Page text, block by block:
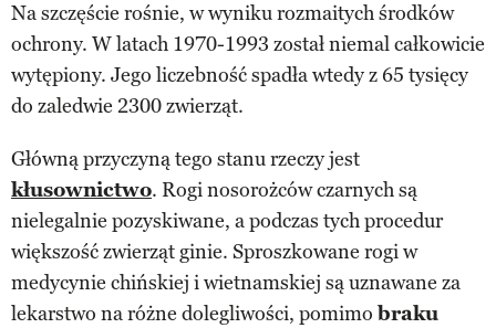
Na szczęście rośnie, w wyniku rozmaitych środków
ochrony. W latach 1970-1993 został niemal całkowicie
wytępiony. Jego liczebność spadła wtedy z 65 tysięcy
do zaledwie 2300 zwierząt.
Główną przyczyną tego stanu rzeczy jest
kłusownictwo. Rogi nosorożców czarnych są
nielegalnie pozyskiwane, a podczas tych procedur
większość zwierząt ginie. Sproszkowane rogi w
medycynie chińskiej i wietnamskiej są uznawane za
lekarstwo na różne dolegliwości, pomimobraku